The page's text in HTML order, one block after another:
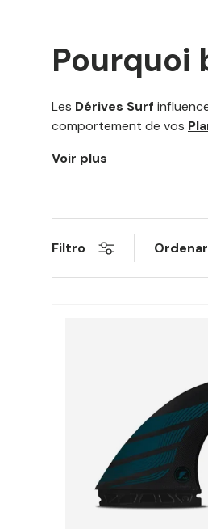
Pourquoi
Les Dérives Surf
comportement de vos
Voir plus
Filtro